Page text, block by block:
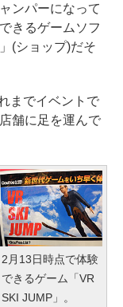
ンパーになって
きるゲームソフ
(ショップ)だそ
までイベントで
舗に足を運んで
2月13日時点で体験
できるゲーム「VR
SKI JUMP」。